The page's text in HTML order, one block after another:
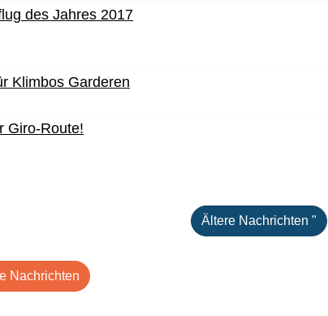
des Jahres 2017
Klimbos Garderen
Giro-Route!
Ältere Nachrichten "
Nachrichten